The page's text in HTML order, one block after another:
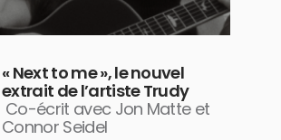
« Next to me », le nouvel
extrait de l’artiste Trudy
Co-écrit avec Jon Matte et
Connor Seidel